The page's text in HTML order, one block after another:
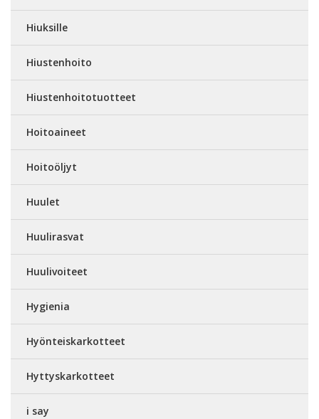
Hiuksille
Hiustenhoito
Hiustenhoitotuotteet
Hoitoaineet
Hoitoöljyt
Huulet
Huulirasvat
Huulivoiteet
Hygienia
Hyönteiskarkotteet
Hyttyskarkotteet
i say